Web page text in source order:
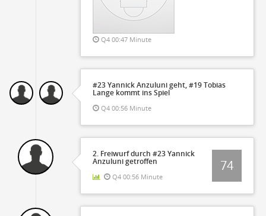
Q4 00:47 Minute
#23 Yannick Anzuluni geht, #19 Tobias
Lange kommt ins Spiel
Q4 00:56 Minute
2. Freiwurf durch #23 Yannick
Anzuluni getroffen
Q4 00:56 Minute
74